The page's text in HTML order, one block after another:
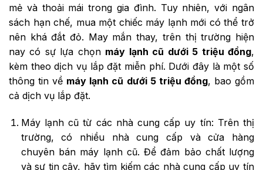
mẻ và thoải mái trong gia đình. Tuy nhiên, với ngân
sách hạn chế, mua một chiếc máy lạnh mới có thể trở
nên khá đắt đỏ. May mắn thay, trên thị trường hiện
nay có sự lựa chọn máy lạnh cũ dưới 5 triệu đồng,
kèm theo dịch vụ lắp đặt miễn phí. Dưới đây là một số
thông tin về máy lạnh cũ dưới 5 triệu đồng, bao gồm
cả dịch vụ lắp đặt.
Máy lạnh cũ từ các nhà cung cấp uy tín: Trên thị
trường, có nhiều nhà cung cấp và cửa hàng
chuyên bán máy lạnh cũ. Để đảm bảo chất lượng
và sự tin cậy, hãy tìm kiếm các nhà cung cấp uy tín